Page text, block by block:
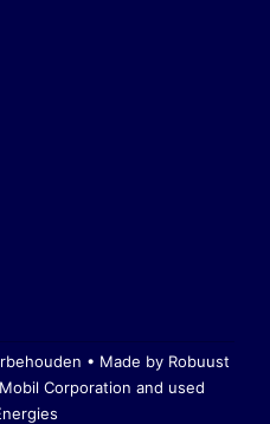
• Made by Robuust
Corporation and used